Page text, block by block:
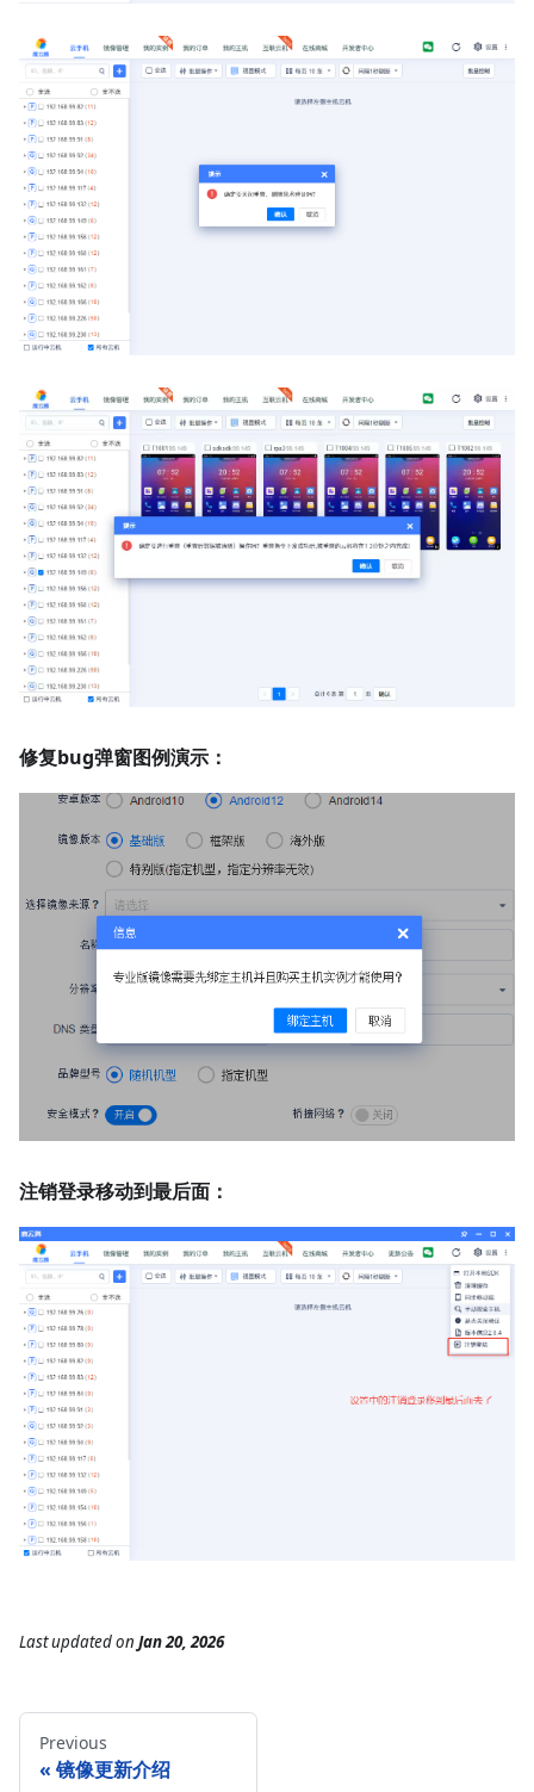
修复bug弹窗图例演示：
注销登录移动到最后面：
Last updatedon Jan 20, 2026
Previous
镜像更新介绍